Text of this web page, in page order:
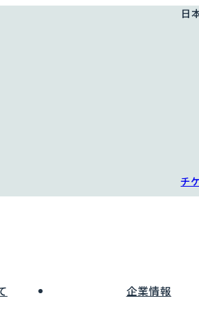
日
チ
企業情報